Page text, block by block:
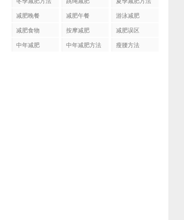
减肥晚餐
减肥午餐
游泳减肥
减肥食物
按摩减肥
减肥误区
中年减肥
中年减肥方法 瘦腰方法